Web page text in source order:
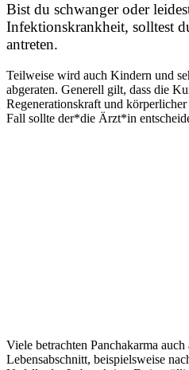
Bist du schwanger oder
Infektionskrankheit, solltest
antreten.
Teilweise wird auch Kindern und
abgeraten. Generell gilt, dass die
Regenerationskraft und
Fall sollte der*die Ärzt*in
Viele betrachten Panchakarma
Lebensabschnitt, beispielsweise